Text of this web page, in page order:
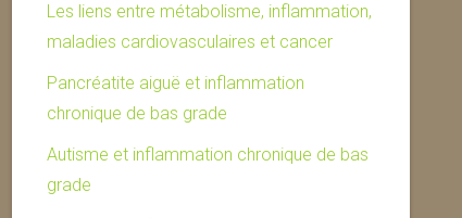
Les liens entre métabolisme, inflammation,
maladies cardiovasculaires et cancer
Pancréatite aiguë et inflammation
chronique de bas grade
Autisme et inflammation chronique de bas
grade